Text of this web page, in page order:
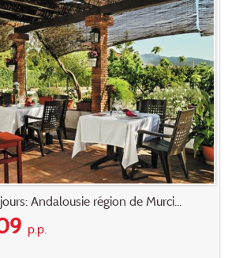
Andalousie région de Murci...
p.p.